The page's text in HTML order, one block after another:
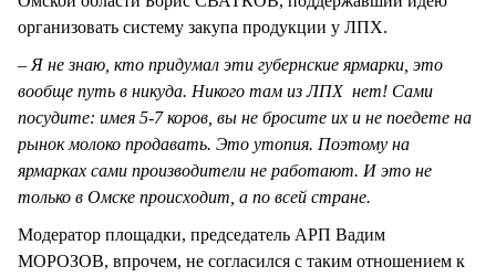
организовать систему закупа продукции у ЛПХ.
– Я не знаю, кто придумал эти губернские ярмарки, это
вообще путь в никуда. Никого там из ЛПХ нет! Сами
посудите: имея 5-7 коров, вы не бросите их и не поедете на
рынок молоко продавать. Это утопия. Поэтому на
ярмарках сами производители не работают. И это не
только в Омске происходит, а по всей стране.
Модератор площадки, председатель АРП Вадим
МОРОЗОВ, впрочем, не согласился с таким отношением к